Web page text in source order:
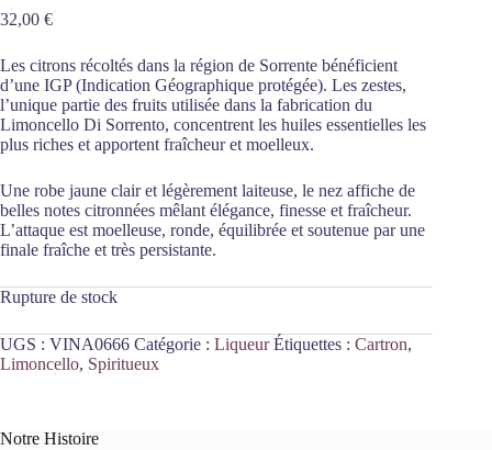
32,00 €
Les citrons récoltés dans la région de Sorrente bénéficient
d’une IGP (Indication Géographique protégée). Les zestes,
l’unique partie des fruits utilisée dans la fabrication du
Limoncello Di Sorrento, concentrent les huiles essentielles les
plus riches et apportent fraîcheur et moelleux.
Une robe jaune clair et légèrement laiteuse, le nez affiche de
belles notes citronnées mêlant élégance, finesse et fraîcheur.
L’attaque est moelleuse, ronde, équilibrée et soutenue par une
finale fraîche et très persistante.
Rupture de stock
UGS : VINA0666 Catégorie : Liqueur Étiquettes : Cartron,
Limoncello, Spiritueux
Notre Histoire